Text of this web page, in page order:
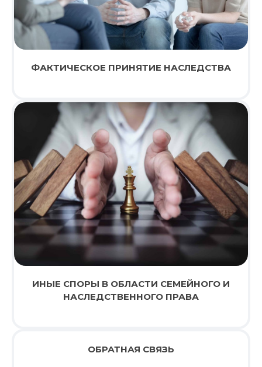
ФАКТИЧЕСКОЕ ПРИНЯТИЕ НАСЛЕДСТВА
ИНЫЕ СПОРЫ В ОБЛАСТИ СЕМЕЙНОГО И
НАСЛЕДСТВЕННОГО ПРАВА
ОБРАТНАЯ СВЯЗЬ